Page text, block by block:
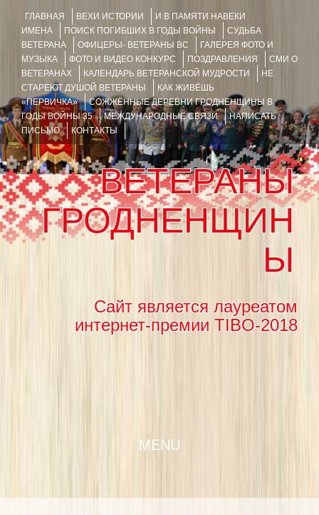
ГЛАВНАЯ ВЕХИ ИСТОРИИ
И В ПАМЯТИ НАВЕКИ
ИМЕНА
ПОИСК ПОГИБШИХ В ГОДЫ ВОЙНЫ
СУДЬБА
ВЕТЕРАНА
ОФИЦЕРЫ- ВЕТЕРАНЫ ВС
ГАЛЕРЕЯ ФОТО И
МУЗЫКА
ФОТО И ВИДЕО КОНКУРС ПОЗДРАВЛЕНИЯ
СМИ О
ВЕТЕРАНАХ
КАЛЕНДАРЬ ВЕТЕРАНСКОЙ МУДРОСТИ
НЕ
СТАРЕЮТ ДУШОЙ ВЕТЕРАНЫ
КАК ЖИВЁШЬ
«ПЕРВИЧКА»
СОЖЖЁННЫЕ ДЕРЕВНИ ГРОДНЕНЩИНЫ В
ГОДЫ ВОЙНЫ 35
МЕЖДУНАРОДНЫЕ СВЯЗИ
НАПИСАТЬ
ПИСЬМО
КОНТАКТЫ
ВЕТЕРАНЫ
ГРОДНЕНЩИН
Ы
Сайт является лауреатом
интернет-премии TIBO-2018
MENU